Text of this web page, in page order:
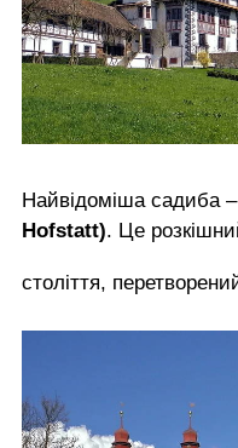
Найвідоміша садиба
Hofstatt). Це
століття,